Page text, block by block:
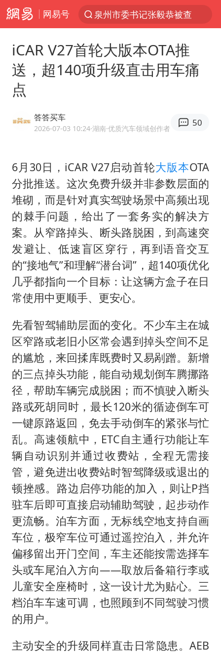
网易号
泉州市委书记张毅恭被查
四川宜宾市高县4.9级地震致1人死亡
名创优品回应女子吐槽内裤质量差
上海：台风白海豚或将带来龙卷风
出口禁令驱动有色板块大涨
秋天的第一杯奶茶到底有多火
百花奖开幕式
国防部：坚决反制任何闹海挑衅图谋
东航：国内客票提前14天免费退改
美股存储板块集体大跌
“今天得有40℃了吧 为啥还不预警”
夯实基础开新局
iCAR V27首轮大版本OTA推
送，超140项升级直击用车痛
点
答答买车
2026-07-03 10:24·湖南·优质汽车领域创作者
50
6月30日，iCAR V27启动首轮大版本OTA
分批推送。这次免费升级并非参数层面的
堆砌，而是针对真实驾驶场景中高频出现
的棘手问题，给出了一套务实的解决方
案。从窄路掉头、断头路脱困，到高速突
发避让、低速盲区穿行，再到语音交互
的“接地气”和理解“潜台词”，超140项优化
几乎都指向一个目标：让这辆方盒子在日
常使用中更顺手、更安心。
先看智驾辅助层面的变化。不少车主在城
区窄路或老旧小区常会遇到掉头空间不足
的尴尬，来回揉库既费时又易剐蹭。新增
的三点掉头功能，能自动规划倒车腾挪路
径，帮助车辆完成脱困；而不慎驶入断头
路或死胡同时，最长120米的循迹倒车可
一键原路返回，免去手动倒车的紧张与忙
乱。高速领航中，ETC自主通行功能让车
辆自动识别并通过收费站，全程无需接
管，避免进出收费站时智驾降级或退出的
顿挫感。路边启停功能的加入，则让P挡
驻车后即可直接启动辅助驾驶，起步动作
更流畅。泊车方面，无标线空地支持自画
车位，极窄车位可通过遥控泊入，并允许
偏移留出开门空间，车主还能按需选择车
头或车尾泊入方向——取放后备箱行李或
儿童安全座椅时，这一设计尤为贴心。三
档泊车车速可调，也照顾到不同驾驶习惯
的用户。
主动安全的升级同样直击日常隐患。AEB